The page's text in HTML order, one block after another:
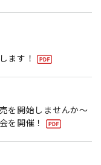
ます！
を開始しませんか〜
を開催！